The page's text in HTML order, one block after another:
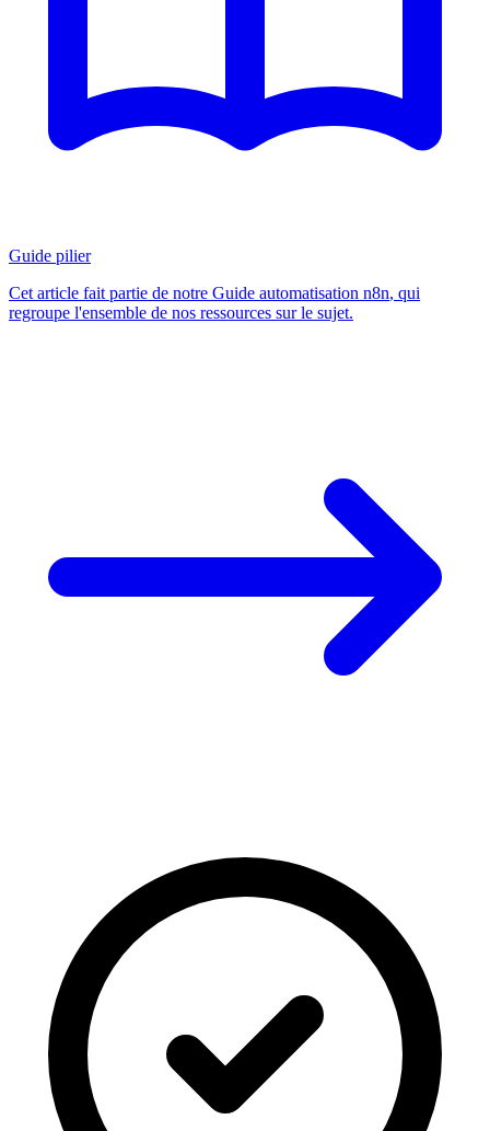
Guide pilier
Cet article fait partie de notre Guide automatisation n8n, qui
regroupe l'ensemble de nos ressources sur le sujet.